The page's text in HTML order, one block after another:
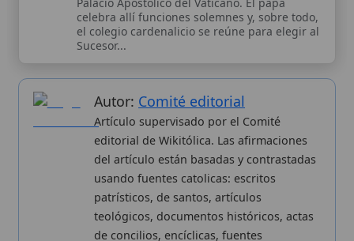
usando fuentes catolicas: escritos
patrísticos, de santos, artículos
teológicos, documentos históricos, actas
magisteriales y documentos oficiales de
la Iglesia. Proceso editorial →
Wikitólica © 2026. Enciclopedia del patrimonio doctrinal,
histórico y litúrgico de la Iglesia Católica. Parte de la red formativa
Curso Católico,Buscador CatólicoyCustodio Animae. Con
analíticas anónimas. LicenciaCC BY-SA(texto). Editado en
Valencia, España.
Carlo Acutis.
Sobre nosotros Categorias